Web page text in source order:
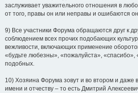
заслуживает уважительного отношения в
от того, правы он или неправы и ошибаются
9) Все участники Форума обращаются друг к
соблюдением всех прочих подобающих
вежливости, включающих применение
«будьте любезны», «пожалуйста», «спасибо»,
подобных.
10) Хозяина Форума зовут и во втором и даже
имени и отчеству – то есть Дмитрий